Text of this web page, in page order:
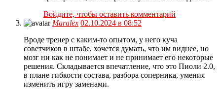
Войдите, чтобы оставить комментарий
Maralex 02.10.2024 в 08:52
Вроде тренер с каким-то опытом, у него куча
советчиков в штабе, хочется думать, что им виднее, но
мозг ни как не понимает и не принимает его некоторые
решения. Складывается впечатление, что это Пиоли 2.0,
в плане гибкости состава, разбора соперника, умения
изменить игру заменами.